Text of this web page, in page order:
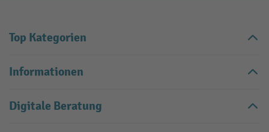
Top Kategorien
Informationen
Digitale Beratung